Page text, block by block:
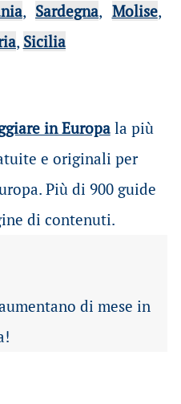
, Sardegna, Molise,
, Sicilia
in Europala più
e originali per
Più di 900 guide
di contenuti.
di mese in